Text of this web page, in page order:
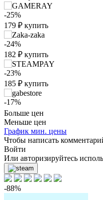
-25%
179 ₽ купить
-24%
182 ₽ купить
-23%
185 ₽ купить
-17%
199 ₽купить
-5%по промокоду: Hotgame
-5%
228 ₽купить
240 ₽купить
Больше цен
Меньше цен
₽
160
165
170
175
График мин. цены
Чтобы написать
Войти
Или авторизируйтесь
-88%